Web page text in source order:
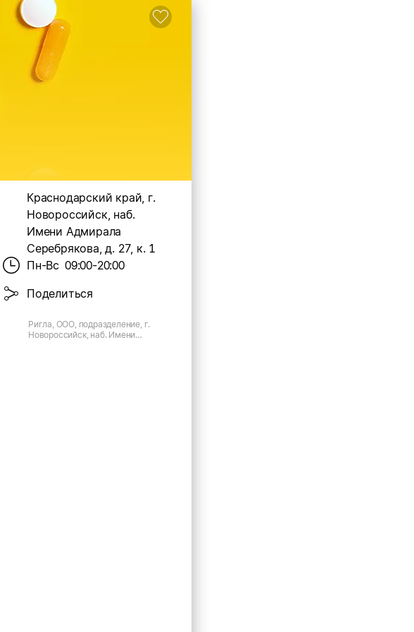
Краснодарский край, г.
Новороссийск, наб.
Имени Адмирала
Серебрякова, д. 27, к. 1
Пн-Вс 09:00-20:00
Поделиться
Ригла, ООО, подразделение, г.
Новороссийск, наб. Имени